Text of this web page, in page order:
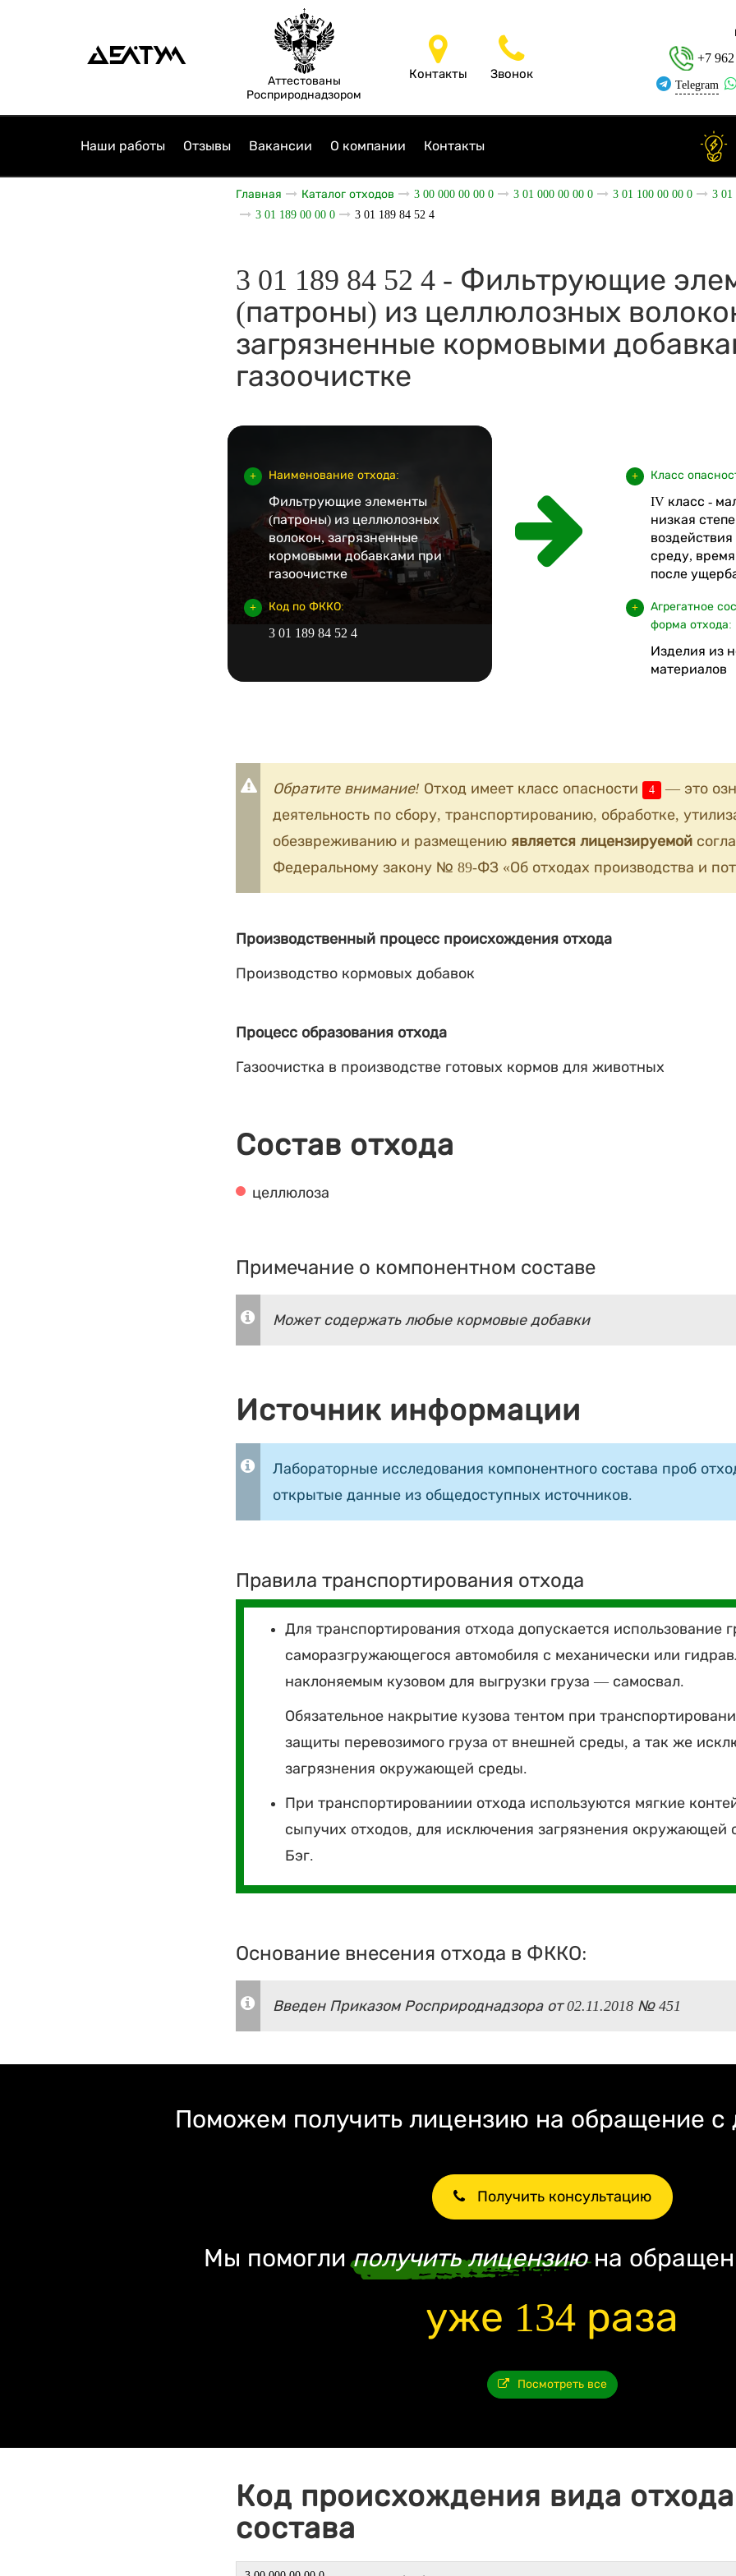
Аттестованы
Росприроднадзором
Контакты Звонок
+7
Telegram
Наши работы Отзывы Вакансии О компании Контакты
Главная Каталог отходов 3 00 000 00 00 0 3 01 000 00 00 0 3 01 100 00 00 0
3 01
3 01 189 00 00 0
3 01 189 84 52 4
3 01 189 84 52 4 - Фильтрующие
(патроны) из целлюлозных
загрязненные кормовыми
газоочистке
Наименование отхода:
Фильтрующие элементы
(патроны) из целлюлозных
волокон, загрязненные
кормовыми добавками при
газоочистке
Код по ФККО:
3 01 189 84 52 4
Класс
IV класс -
низкая
среду,
после
Агрегатное
форма отхода:
Изделия из
материалов
Обратите внимание! Отход имеет класс опасности 4
— это
деятельность по сбору, транспортированию, обработке,
обезвреживанию и размещению является лицензируемой
Федеральному закону № 89-ФЗ «Об отходах производства и
Производственный процесс происхождения отхода
Производство кормовых добавок
Процесс образования отхода
Газоочистка в производстве готовых кормов для животных
Состав отхода
целлюлоза
Примечание о компонентном составе
Может содержать любые кормовые добавки
Источник информации
Лабораторные исследования компонентного состава проб
открытые данные из общедоступных источников.
Правила транспортирования отхода
Для транспортирования отхода допускается использование
саморазгружающегося автомобиля с механически или
наклоняемым кузовом для выгрузки груза — самосвал.
Обязательное накрытие кузова тентом при
защиты перевозимого груза от внешней среды, а так же
загрязнения окружающей среды.
При транспортированиии отхода используются мягкие
сыпучих отходов, для исключения загрязнения
Бэг.
Основание внесения отхода в ФККО:
Введен Приказом Росприроднадзора от 02.11.2018 № 451
Поможем получить лицензию на обращение с
Получить консультацию
Мы помоглиполучить лицензиюна
уже 134 раза
Посмотреть все
Код происхождения вида
состава